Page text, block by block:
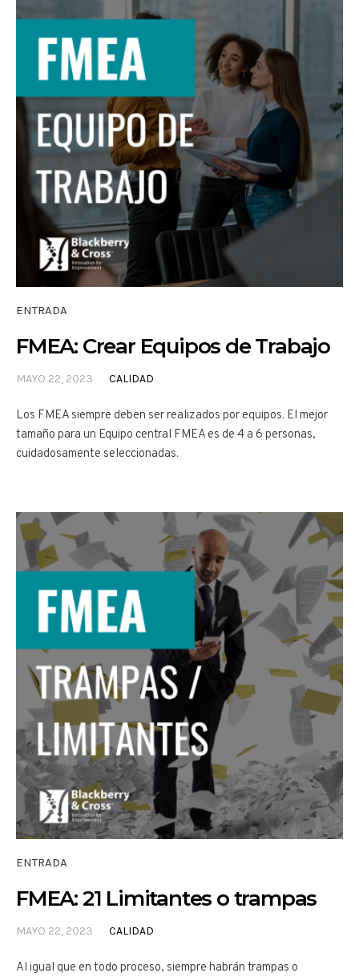
ENTRADA
FMEA: Crear Equipos de Trabajo
MAYO 22, 2023 CALIDAD
Los FMEA siempre deben ser realizados por equipos. El mejor
tamaño para un Equipo central FMEA es de 4 a 6 personas,
cuidadosamente seleccionadas.
ENTRADA
FMEA: 21 Limitantes o trampas
MAYO 22, 2023 CALIDAD
Al igual que en todo proceso, siempre habrán trampas o